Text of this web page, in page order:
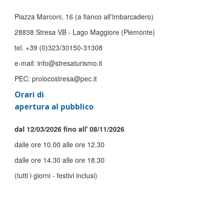
Piazza Marconi, 16 (a fianco all'Imbarcadero)
28838 Stresa VB - Lago Maggiore (Piemonte)
tel. +39 (0)323/30150-31308
e-mail: info@stresaturismo.it
PEC: prolocostresa@pec.it
Orari di
apertura al pubblico
dal 12/03/2026 fino all' 08/11/2026
dalle ore 10.00 alle ore 12.30
dalle ore 14.30 alle ore 18.30
(tutti i giorni - festivi inclusi)